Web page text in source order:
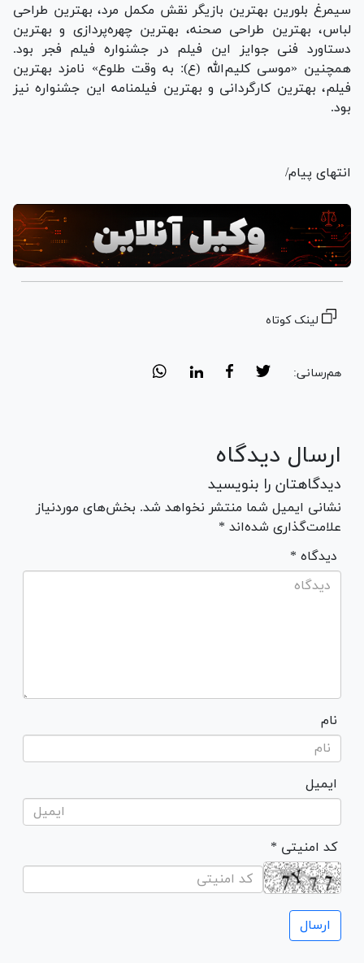
سیمرغ بلورین بهترین بازیگر نقش مکمل مرد، بهترین طراحی
لباس، بهترین طراحی صحنه، بهترین چهره‌پردازی و بهترین
دستاورد فنی جوایز این فیلم در جشنواره فیلم فجر بود.
همچنین «موسی کلیم‌الله (ع): به وقت طلوع» نامزد بهترین
فیلم، بهترین کارگردانی و بهترین فیلمنامه این جشنواره نیز
بود.
انتهای پیام/
لینک کوتاه
هم‌رسانی:
ارسال دیدگاه
دیدگاهتان را بنویسید
نشانی ایمیل شما منتشر نخواهد شد. بخش‌های موردنیاز
علامت‌گذاری شده‌اند *
* دیدگاه
نام
ایمیل
* کد امنیتی